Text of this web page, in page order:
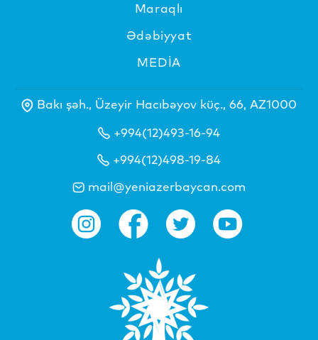
Maraqlı
Ədəbiyyat
MEDİA
Bakı şəh., Üzeyir Hacıbəyov küç., 66, AZ1000
+994(12)493-16-94
+994(12)498-19-84
mail@yeniazerbaycan.com